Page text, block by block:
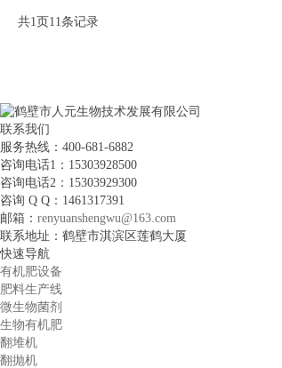
共1页11条记录
联系我们
服务热线：400-681-6882
咨询电话1：15303928500
咨询电话2：15303929300
咨询 Q Q：1461317391
邮箱： renyuanshengwu@163.com
联系地址：鹤壁市淇滨区莲鹤大厦
快速导航
有机肥设备
肥料生产线
微生物菌剂
生物有机肥
翻堆机
翻抛机